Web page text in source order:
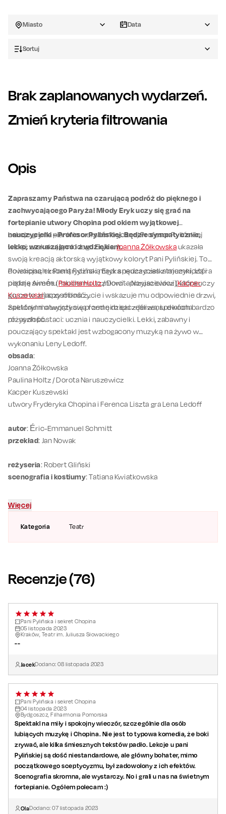
Miasto Data
Sortuj
Brak zaplanowanych wydarzeń.
Zmień kryteria filtrowania
Opis
Kategoria Teatr
Zapraszamy Państwa na czarującą podróż do pięknego i
zachwycającego Paryża! Młody Eryk uczy się grać na
fortepianie utwory Chopina pod okiem wyjątkowej
nauczycielki – Profesor Pylińskiej. Będzie sympatycznie,
lekko, wzruszająco i z wdziękiem.
Lekcje gry na pianinie u ekscentrycznej Profesor Pylińskiej
wciąż zaskakują młodego Eryka.Joanna Żółkowskaukazała
swoją kreacją aktorską wyjątkowy koloryt Pani Pylińskiej. To
dowcipna, ekscentryczna i mądra nauczycielka muzyki, która
podaje swemu młodemu uczniowi – przyjacielowi (Kacper
Kuszewski) sposób na życie i wskazuje mu odpowiednie drzwi,
za którymi otworzy się przed nim szczęśliwa, spełniona
przyszłość.
Po lekcjach z Panią Pylińską Eryk spędza czas z tajemniczą i
piękną Aimée (Paulina Holtz/ Dorota Naruszewicz), która uczy
go, co to znaczy miłość.
Spektakl ma wyjątkową formę dzięki zderzeniu dwóch bardzo
różnych postaci: ucznia i nauczycielki. Lekki, zabawny i
pouczający spektakl jest wzbogacony muzyką na żywo w
wykonaniu Leny Ledoff.
obsada:
Joanna Żółkowska
Paulina Holtz / Dorota Naruszewicz
Kacper Kuszewski
utwory Fryderyka Chopina i Ferenca Liszta gra Lena Ledoff
autor: Éric-Emmanuel Schmitt
przekład: Jan Nowak
reżyseria: Robert Gliński
scenografiai kostiumy: Tatiana Kwiatkowska
Więcej
Recenzje (76)
Pani Pylińska i sekret Chopina
05 listopada 2023
Kraków, Teatr im. Juliusza Słowackiego
--
JacekDodano:08 listopada 2023
Pani Pylińska i sekret Chopina
04listopada 2023
Bydgoszcz, Filharmonia Pomorska
Spektakl na miły i spokojny wieczór, szczególnie dla osób
lubiących muzykę i Chopina. Nie jest to typowa komedia, że boki
zrywać, ale kilka śmiesznych tekstów padło. Lekcje u pani
Pylińskiej są dość niestandardowe, ale główny bohater, mimo
początkowego sceptycyzmu, był zadowolony z ich efektów.
Scenografia skromna, ale wystarczy. No i grali u nas na świetnym
fortepianie. Ogółem polecam :)
OlaDodano:07 listopada 2023